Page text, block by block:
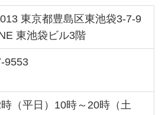
東京都豊島区東池袋3-7-9
東池袋ビル3階
9553
（平日）10時～20時（土